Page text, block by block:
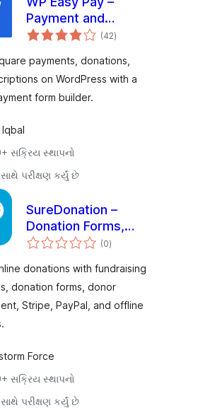
Payment and
Donation Form
(42કુલ
રેટિંગ્સ
)
payments, donations,
on WordPress with a
form builder.
સક્રિય સ્થાપનો
પરીક્ષણ કર્યું છે
SureDonation –
Donation Forms,
Fundraising
Management
(0કુલ
રેટિંગ્સ
)
donations with fundraising
donation forms, donor
Stripe, PayPal, and offline
Force
સક્રિય સ્થાપનો
પરીક્ષણ કર્યું છે